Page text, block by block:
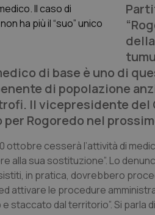
di base è uno di
di popolazione
Il vicepresidente del
Rogoredo nel
ottobre cesserà l’attività di
alla sua sostituzione”. Lo
in pratica, dovrebbero
attivare le procedure
staccato dal territorio”. Si parla